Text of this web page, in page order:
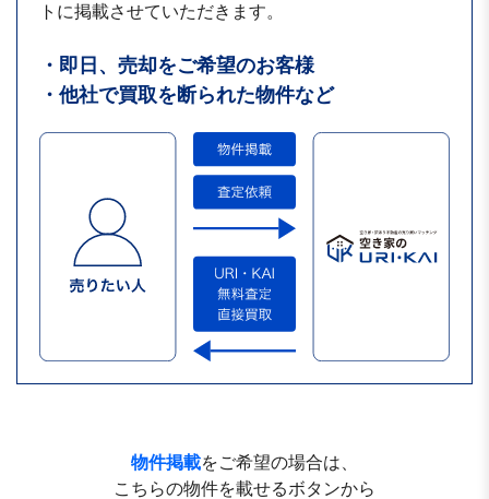
トに掲載させていただきます。
・即日、売却をご希望のお客様
・他社で買取を断られた物件など
物件掲載をご希望の場合は、
こちらの物件を載せるボタンから